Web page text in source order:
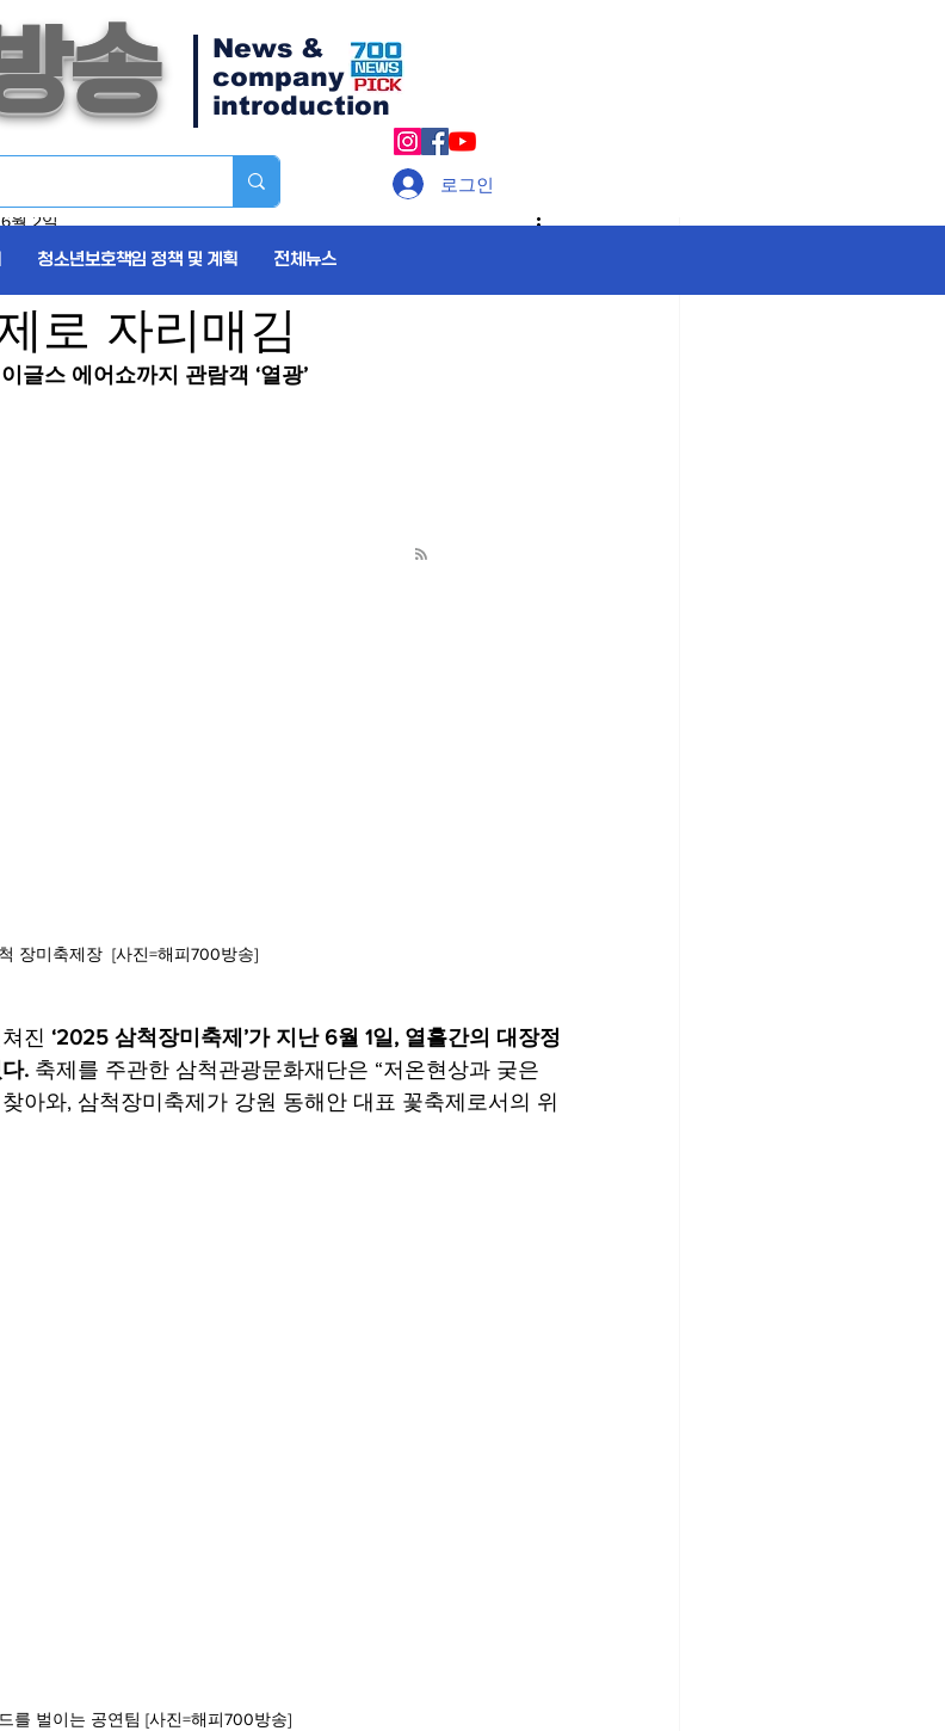
송
News &
company
introduction
로그인
청소년보호책임 정책 및 계획 전체뉴스
포츠 정치.사회 지역이슈
제’ 성황리 폐막… 동
로 자리매김
월 2일
글스 에어쇼까지 관람객 ‘열광’
장미축제장  [사진=해피700방송]
진 ‘2025 삼척장미축제’가 지난 6월 1일, 열흘간의 대장정
. 축제를 주관한 삼척관광문화재단은 “저온현상과 궂은
아와, 삼척장미축제가 강원 동해안 대표 꽃축제로서의 위
를 벌이는 공연팀 [사진=해피700방송]